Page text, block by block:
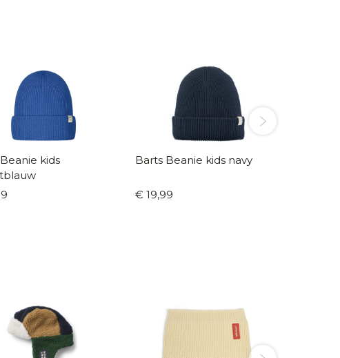
kids
Barts Beanie kids navy
€ 19,99